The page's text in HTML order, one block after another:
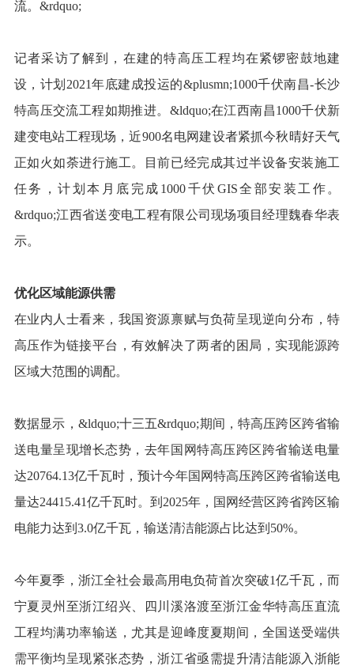
流。&rdquo;
记者采访了解到，在建的特高压工程均在紧锣密鼓地建
设，计划2021年底建成投运的&plusmn;1000千伏南昌-长沙
特高压交流工程如期推进。&ldquo;在江西南昌1000千伏新
建变电站工程现场，近900名电网建设者紧抓今秋晴好天气
正如火如荼进行施工。目前已经完成其过半设备安装施工
任务，计划本月底完成1000千伏GIS全部安装工作。
&rdquo;江西省送变电工程有限公司现场项目经理魏春华表
示。
优化区域能源供需
在业内人士看来，我国资源禀赋与负荷呈现逆向分布，特
高压作为链接平台，有效解决了两者的困局，实现能源跨
区域大范围的调配。
数据显示，&ldquo;十三五&rdquo;期间，特高压跨区跨省输
送电量呈现增长态势，去年国网特高压跨区跨省输送电量
达20764.13亿千瓦时，预计今年国网特高压跨区跨省输送电
量达24415.41亿千瓦时。到2025年，国网经营区跨省跨区输
电能力达到3.0亿千瓦，输送清洁能源占比达到50%。
今年夏季，浙江全社会最高用电负荷首次突破1亿千瓦，而
宁夏灵州至浙江绍兴、四川溪洛渡至浙江金华特高压直流
工程均满功率输送，尤其是迎峰度夏期间，全国送受端供
需平衡均呈现紧张态势，浙江省亟需提升清洁能源入浙能